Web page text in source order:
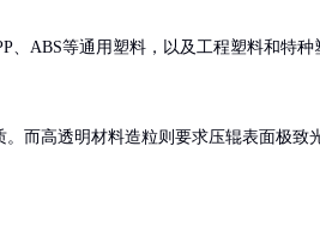
、ABS等通用塑料，以及工程塑料和特
而高透明材料造粒则要求压辊表面极致